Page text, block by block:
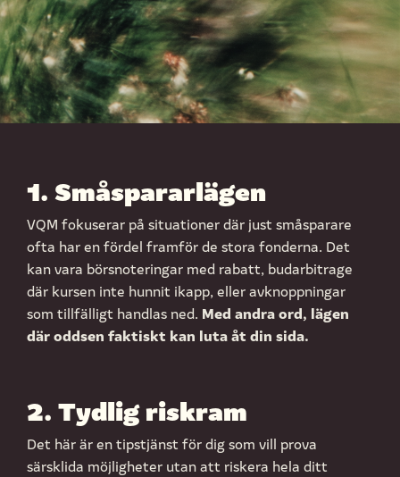
1. Småspararlägen
VQM fokuserar på situationer där just småsparare
ofta har en fördel framför de stora fonderna. Det
kan vara börsnoteringar med rabatt, budarbitrage
där kursen inte hunnit ikapp, eller avknoppningar
som tillfälligt handlas ned. Med andra ord, lägen
där oddsen faktiskt kan luta åt din sida.
2. Tydlig riskram
Det här är en tipstjänst för dig som vill prova
särsklida möjligheter utan att riskera hela ditt